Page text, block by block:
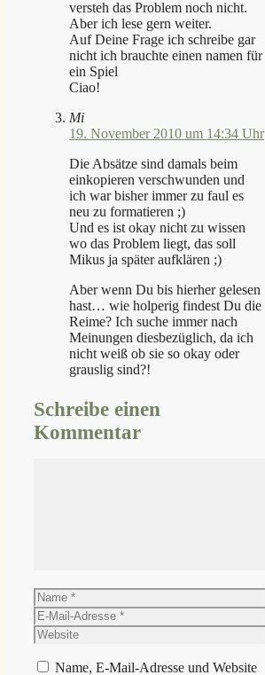
versteh das Problem noch nicht.
Aber ich lese gern weiter.
Auf Deine Frage ich schreibe gar
nicht ich brauchte einen namen für
ein Spiel
Ciao!
Mi
19. November 2010 um 14:34 Uhr
Die Absätze sind damals beim
einkopieren verschwunden und
ich war bisher immer zu faul es
neu zu formatieren ;)
Und es ist okay nicht zu wissen
wo das Problem liegt, das soll
Mikus ja später aufklären ;)
Aber wenn Du bis hierher gelesen
hast… wie holperig findest Du die
Reime? Ich suche immer nach
Meinungen diesbezüglich, da ich
nicht weiß ob sie so okay oder
grauslig sind?!
Schreibe einen
Kommentar
Name
E-
Mail-
Adresse
Website
Name, E-Mail-Adresse und Website